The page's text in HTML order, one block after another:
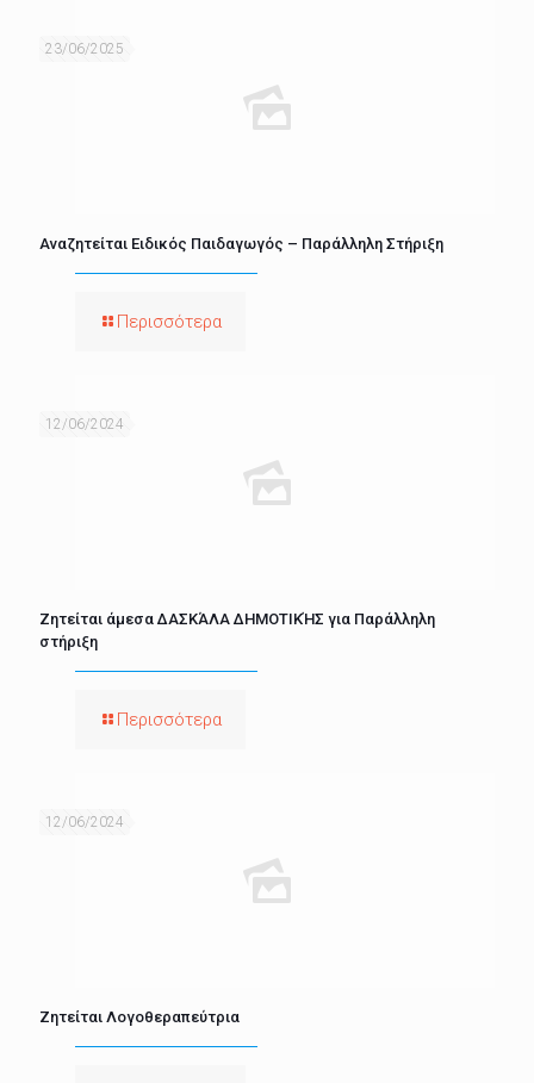
23/06/2025
Αναζητείται Ειδικός Παιδαγωγός – Παράλληλη Στήριξη
Περισσότερα
12/06/2024
Ζητείται άμεσα ΔΑΣΚΆΛΑ ΔΗΜΟΤΙΚΉΣ για Παράλληλη
στήριξη
Περισσότερα
12/06/2024
Ζητείται Λογοθεραπεύτρια